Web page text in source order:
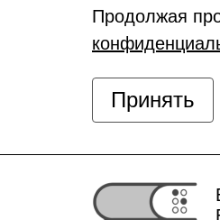
Продолжая
Принять